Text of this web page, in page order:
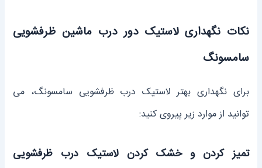
نکات نگهداری لاستیک دور درب ماشین ظرفشویی
سامسونگ
برای نگهداری بهتر لاستیک درب ظرفشویی سامسونگ، می‌
توانید از موارد زیر پیروی کنید:
تمیز کردن و خشک کردن لاستیک درب ظرفشویی